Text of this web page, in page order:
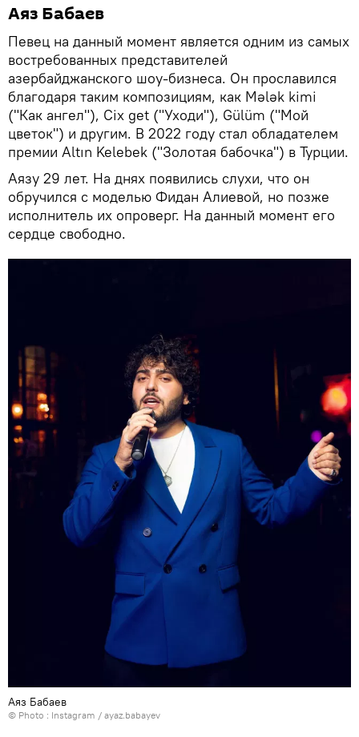
Аяз Бабаев
Певец на данный момент является одним из самых
востребованных представителей
азербайджанского шоу-бизнеса. Он прославился
благодаря таким композициям, как Mələk kimi
("Как ангел"), Cix get ("Уходи"), Gülüm ("Мой
цветок") и другим. В 2022 году стал обладателем
премии Altın Kelebek ("Золотая бабочка") в Турции.
Аязу 29 лет. На днях появились слухи, что он
обручился с моделью Фидан Алиевой, но позже
исполнитель их опроверг. На данный момент его
сердце свободно.
Аяз Бабаев
© Photo : Instagram / ayaz.babayev